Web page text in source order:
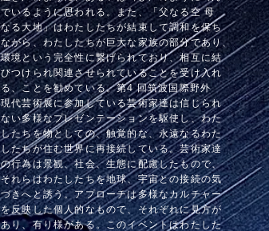
でいるように思われる。また、「父なる空 母
なる大地」はわたしたちが結束して調和を保ち
ながら、わたしたちが巨大な家族の部分であり、
環境という完全性に繋げられており、相互に結
びつけられ関連させられていることを受け入れ
る、ことを勧めている。第4 回筑波国際野外
現代芸術展に参加している芸術家達は信じられ
ない多様なプレゼンテーションを駆使し、わた
したちを物としての、触覚的な、永遠なるわた
したちが住む世界に再接続している。芸術家達
の行為は景観、社会、生態に配慮したもので、
それらはわたしたちを地球、宇宙との接続の気
づきへと誘う。アプローチは多様なカルチャー
を反映した個人的なもので、それぞれに見方が
あり、有り様がある。このイベントはわたした